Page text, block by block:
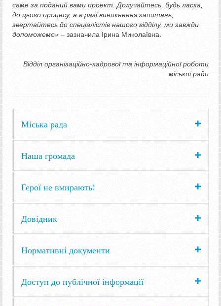
саме за поданий вами проект. Долучайтесь, будь ласка,
до цього процесу, а в разі виникнення запитань,
звертайтесь до спеціалістів нашого відділу, ми завжди
допоможемо» – зазначила Ірина Миколаївна.
Відділ організаційно-кадрової та інформаційної роботи
міської ради
Міська рада
Наша громада
Герої не вмирають!
Довідник
Нормативні документи
Доступ до публічної інформації